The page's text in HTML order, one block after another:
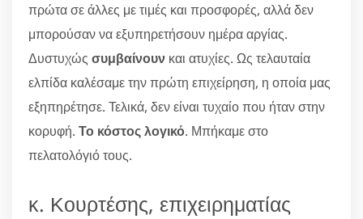
πρώτα σε άλλες με τιμές και προσφορές, αλλά δεν
μπορούσαν να εξυπηρετήσουν ημέρα αργίας.
Δυστυχώς συμβαίνουν και ατυχίες. Ως τελαυταία
ελπίδα καλέσαμε την πρώτη επιχείρηση, η οποία μας
εξηπηρέτησε. Τελικά, δεν είναι τυχαίο που ήταν στην
κορυφή. Το κόστος λογικό. Μπήκαμε στο
πελατολόγιό τους.
κ. Κουρτέσης, επιχειρηματίας